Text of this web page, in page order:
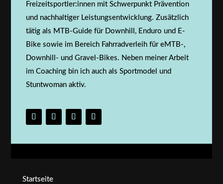
Freizeitsportler:innen mit Schwerpunkt Prävention
und nachhaltiger Leistungsentwicklung. Zusätzlich
tätig als MTB-Guide für Downhill, Enduro und E-
Bike sowie im Bereich Fahrradverleih für eMTB-,
Downhill- und Gravel-Bikes. Neben meiner Arbeit
im Coaching bin ich auch als Sportmodel und
Stuntwoman aktiv.
Startseite